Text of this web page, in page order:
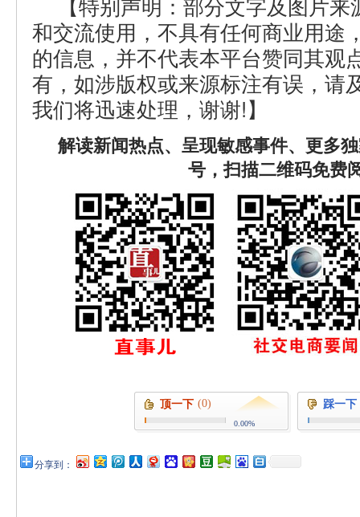
和交流使用，不具有任何商业用途
的信息，并不代表本平台赞同其观
有，如涉版权或来源标注有误，请
我们将迅速处理，谢谢!】
解读新闻热点、呈现敏感事件、更多
号，扫描二维码免费
顶一下 (0)
0.00%
踩一下
分享到：